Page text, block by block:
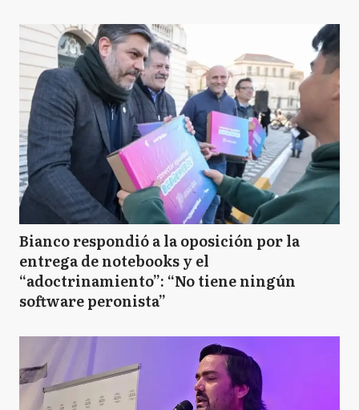
Bianco respondió a la oposición por la
entrega de notebooks y el
“adoctrinamiento”: “No tiene ningún
software peronista”